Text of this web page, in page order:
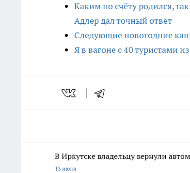
Каким по счёту родился,
Адлер дал точный ответ
Следующие новогодние
Я в вагоне с 40 туристами
В Иркутске владельцу вернули
13 июля